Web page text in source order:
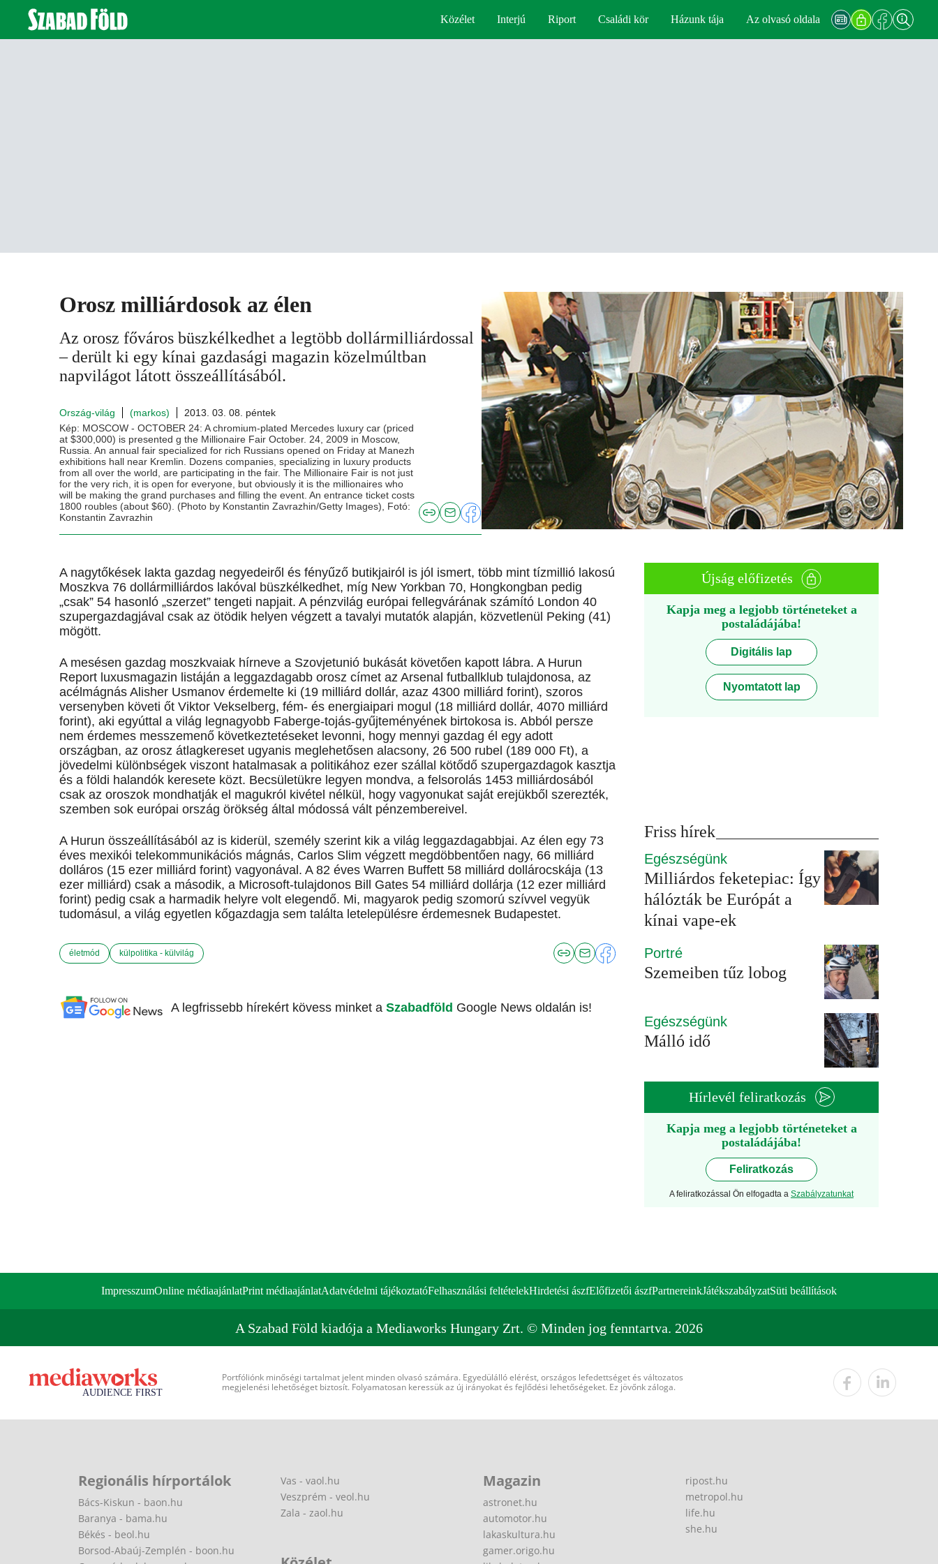
Közélet Interjú Riport Családi kör Házunk tája Az olvasó oldala
Orosz milliárdosok az élen
Az orosz főváros büszkélkedhet a legtöbb dollármilliárdossal
– derült ki egy kínai gazdasági magazin közelmúltban
napvilágot látott összeállításából.
Ország-világ (markos)
2013. 03. 08. péntek
Kép: MOSCOW - OCTOBER 24: A chromium-plated Mercedes luxury car (priced
at $300,000) is presented g the Millionaire Fair October. 24, 2009 in Moscow,
Russia. An annual fair specialized for rich Russians opened on Friday at Manezh
exhibitions hall near Kremlin. Dozens companies, specializing in luxury products
from all over the world, are participating in the fair. The Millionaire Fair is not just
for the very rich, it is open for everyone, but obviously it is the millionaires who
will be making the grand purchases and filling the event. An entrance ticket costs
1800 roubles (about $60). (Photo by Konstantin Zavrazhin/Getty Images), Fotó:
Konstantin Zavrazhin
A nagytőkések lakta gazdag negyedeiről és fényűző butikjairól is jól ismert, több mint tízmillió lakosú
Moszkva 76 dollármilliárdos lakóval büszkélkedhet, míg New Yorkban 70, Hongkongban pedig
„csak” 54 hasonló „szerzet” tengeti napjait. A pénzvilág európai fellegvárának számító London 40
szupergazdagjával csak az ötödik helyen végzett a tavalyi mutatók alapján, közvetlenül Peking (41)
mögött.
A mesésen gazdag moszkvaiak hírneve a Szovjetunió bukását követően kapott lábra. A Hurun
Report luxusmagazin listáján a leggazdagabb orosz címet az Arsenal futballklub tulajdonosa, az
acélmágnás Alisher Usmanov érdemelte ki (19 milliárd dollár, azaz 4300 milliárd forint), szoros
versenyben követi őt Viktor Vekselberg, fém- és energiaipari mogul (18 milliárd dollár, 4070 milliárd
forint), aki egyúttal a világ legnagyobb Faberge-tojás-gyűjteményének birtokosa is. Abból persze
nem érdemes messzemenő következtetéseket levonni, hogy mennyi gazdag él egy adott
országban, az orosz átlagkereset ugyanis meglehetősen alacsony, 26 500 rubel (189 000 Ft), a
jövedelmi különbségek viszont hatalmasak a politikához ezer szállal kötődő szupergazdagok kasztja
és a földi halandók keresete közt. Becsületükre legyen mondva, a felsorolás 1453 milliárdosából
csak az oroszok mondhatják el magukról kivétel nélkül, hogy vagyonukat saját erejükből szerezték,
szemben sok európai ország örökség által módossá vált pénzembereivel.
A Hurun összeállításából az is kiderül, személy szerint kik a világ leggazdagabbjai. Az élen egy 73
éves mexikói telekommunikációs mágnás, Carlos Slim végzett megdöbbentően nagy, 66 milliárd
dolláros (15 ezer milliárd forint) vagyonával. A 82 éves Warren Buffett 58 milliárd dollárocskája (13
ezer milliárd) csak a második, a Microsoft-tulajdonos Bill Gates 54 milliárd dollárja (12 ezer milliárd
forint) pedig csak a harmadik helyre volt elegendő. Mi, magyarok pedig szomorú szívvel vegyük
tudomásul, a világ egyetlen kőgazdagja sem találta letelepülésre érdemesnek Budapestet.
életmód külpolitika - külvilág
A legfrissebb hírekért kövess minket a Szabadföld Google News oldalán is!
Újság előfizetés
Kapja meg a legjobb történeteket a
postaládájába!
Digitális lap
Nyomtatott lap
Friss hírek
Egészségünk
Milliárdos feketepiac: Így
hálózták be Európát a
kínai vape-ek
Portré
Szemeiben tűz lobog
Egészségünk
Málló idő
Hírlevél feliratkozás
Kapja meg a legjobb történeteket a
postaládájába!
Feliratkozás
A feliratkozással Ön elfogadta a Szabályzatunkat
ImpresszumOnline médiaajánlatPrint médiaajánlatAdatvédelmi tájékoztatóFelhasználási feltételekHirdetési ászfElőfizetői ászfPartnereinkJátékszabályzatSüti beállítások
A Szabad Föld kiadója a Mediaworks Hungary Zrt. © Minden jog fenntartva. 2026
Portfóliónk minőségi tartalmat jelent minden olvasó számára. Egyedülálló elérést, országos lefedettséget és változatos
megjelenési lehetőséget biztosít. Folyamatosan keressük az új irányokat és fejlődési lehetőségeket. Ez jövőnk záloga.
Regionális hírportálok
Bács-Kiskun - baon.hu
Baranya - bama.hu
Békés - beol.hu
Borsod-Abaúj-Zemplén - boon.hu
Vas - vaol.hu
Veszprém - veol.hu
Zala - zaol.hu
Magazin
astronet.hu
automotor.hu
lakaskultura.hu
gamer.origo.hu
ripost.hu
metropol.hu
life.hu
she.hu